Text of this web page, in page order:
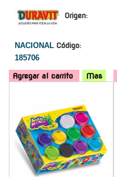
Origen:
NACIONAL Código:
185706
Agregar al carrito Mas